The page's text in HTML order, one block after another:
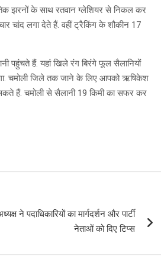
झरनों के साथ रतवान ग्लेशियर से निकल कर
चांद लगा देते हैं. वहीं ट्रैकिंग के शौकीन 17
पहुंचते हैं. यहां खिले रंग बिरंगे फूल सैलानियों
चमोली जिले तक जाने के लिए आपको ऋषिकेश
हैं. चमोली से सैलानी 19 किमी का सफर कर
ने पदाधिकारियों का मार्गदर्शन और पार्टी
नेताओं को दिए टिप्स